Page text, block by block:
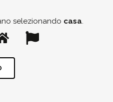
selezionando casa.